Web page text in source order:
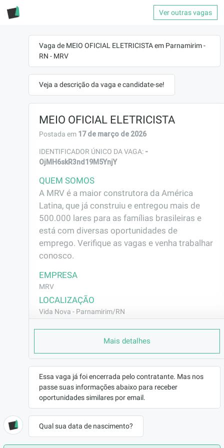
Ver outras vagas
Vaga de MEIO OFICIAL ELETRICISTA em Parnamirim -
RN - MRV
Veja a descrição da vaga e candidate-se!
MEIO OFICIAL ELETRICISTA
Postada em 17 de março de 2026
IDENTIFICADOR ÚNICO DA VAGA: -
OjMH6skR3nd19M5YnjY
QUEM SOMOS
A MRV é a maior construtora da América
Latina, que já construiu e entregou mais de
500.000 lares para as famílias brasileiras e
está com diversas oportunidades de
emprego. Verifique as vagas e venha trabalhar
conosco.
EMPRESA
MRV
LOCALIZAÇÃO
Vida Nova - Parnamirim/RN
CONTRATO
REMUNERAÇÃO
R$1621,00
VAGA AFIRMATIVA
Não
Construção Civil
BENEFÍCIOS
Mais detalhes
Essa vaga já foi encerrada pelo contratante. Mas nos
passe suas informações abaixo para receber
oportunidades similares por email.
Qual sua data de nascimento?